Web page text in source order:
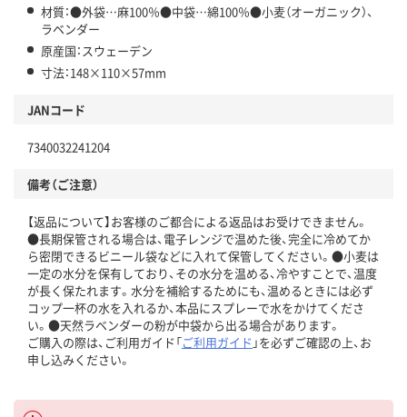
材質：●外袋…麻100％●中袋…綿100％●小麦（オーガニック）、
ラベンダー
原産国：スウェーデン
寸法：148×110×57mm
JANコード
7340032241204
備考（ご注意）
【返品について】お客様のご都合による返品はお受けできません。
●長期保管される場合は、電子レンジで温めた後、完全に冷めてか
ら密閉できるビニール袋などに入れて保管してください。●小麦は
一定の水分を保有しており、その水分を温める、冷やすことで、温度
が長く保たれます。水分を補給するためにも、温めるときには必ず
コップ一杯の水を入れるか、本品にスプレーで水をかけてくださ
い。●天然ラベンダーの粉が中袋から出る場合があります。
ご購入の際は、ご利用ガイド「ご利用ガイド 」を必ずご確認の上、お
申し込みください。